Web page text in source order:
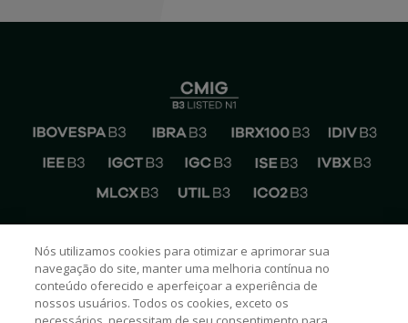
EMAIL CEMIG RI
ri@cemig.com.br
FALE COM A CEMIG RI
(31) 3506-5024
Nós utilizamos cookies para otimizar e aprimorar sua
navegação do site, manter uma melhoria contínua no
conteúdo oferecido e aperfeiçoar a experiência de
nossos usuários. Todos os cookies, exceto os